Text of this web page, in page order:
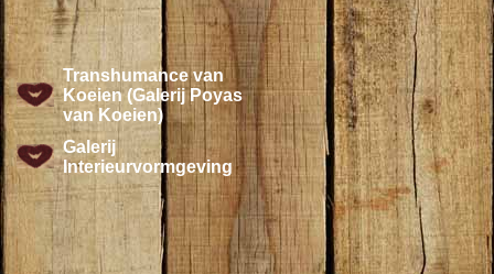
Transhumance van
Koeien (Galerij Poyas
van Koeien)
Galerij
Interieurvormgeving